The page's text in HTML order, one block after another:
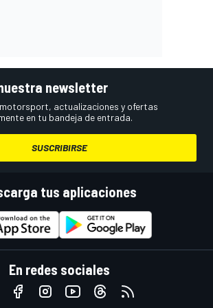
newsletter
actualizaciones y ofertas
en tu bandeja de entrada.
SUSCRIBIRSE
tus aplicaciones
En redes sociales